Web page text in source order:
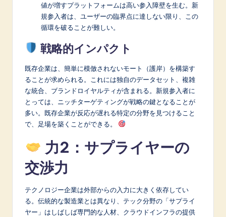
値が増すプラットフォームは高い参入障壁を生む。新
規参入者は、ユーザーの臨界点に達しない限り、この
循環を破ることが難しい。
戦略的インパクト
既存企業は、簡単に模倣されないモート（護岸）を構築す
ることが求められる。これには独自のデータセット、複雑
な統合、ブランドロイヤルティが含まれる。新規参入者に
とっては、ニッチターゲティングが戦略の鍵となることが
多い。既存企業が反応が遅れる特定の分野を見つけること
で、足場を築くことができる。
力2：サプライヤーの
交渉力
テクノロジー企業は外部からの入力に大きく依存してい
る。伝統的な製造業とは異なり、テック分野の「サプライ
ヤー」はしばしば専門的な人材、クラウドインフラの提供